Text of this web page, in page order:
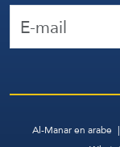
Al-Manar en arabe